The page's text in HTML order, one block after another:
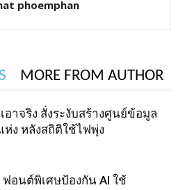
phoemphan
MORE FROM AUTHOR
อาจริง สั่งระงับสร้างศูนย์ข้อมูล
ห่ง หลังสถิติใช้ไฟพุ่ง
อนต์พิเศษป้องกัน AI ใช้